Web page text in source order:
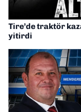
Tire’de traktör
yitirdi